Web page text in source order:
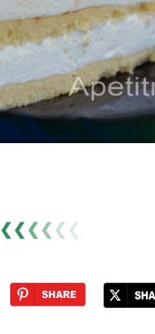
❮❮❮ ❮ ❮ ❮